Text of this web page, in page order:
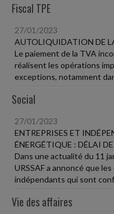
Fiscal TPE
27/01/2023
AUTOLIQUIDATION DE
Le paiement de la TVA
réalisent les opérations
exceptions, notamment
Social
27/01/2023
ENTREPRISES ET
ÉNERGÉTIQUE : DÉLAI
Dans une actualité du 11
URSSAF a annoncé que
indépendants qui sont
Vie des affaires